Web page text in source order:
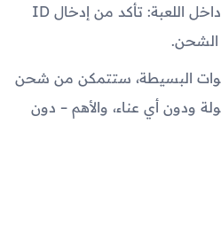
7. أدخل معلومات حسابك داخل اللعبة: تأكد من إدخال ID
الشحن.
البسيطة، ستتمكن من شحن
ودون أي عناء، والأهم – دون